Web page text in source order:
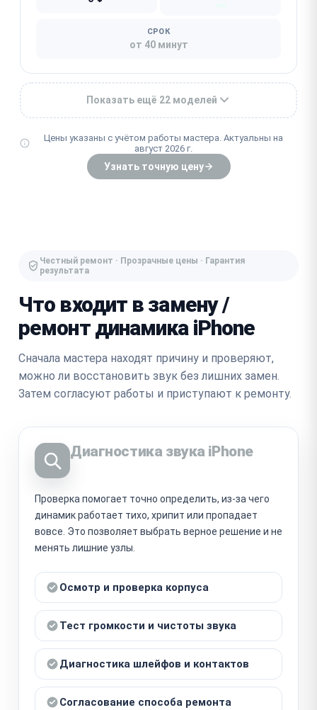
СРОК
от 40 минут
Показать ещё 22 моделей
Цены указаны с учётом работы мастера. Актуальны на
август 2026 г.
Узнать точную цену
Честный ремонт · Прозрачные цены · Гарантия
результата
Что входит в замену /
ремонт динамика iPhone
Сначала мастера находят причину и проверяют,
можно ли восстановить звук без лишних замен.
Затем согласуют работы и приступают к ремонту.
Диагностика звука iPhone
Проверка помогает точно определить, из-за чего
динамик работает тихо, хрипит или пропадает
вовсе. Это позволяет выбрать верное решение и не
менять лишние узлы.
Осмотр и проверка корпуса
Тест громкости и чистоты звука
Диагностика шлейфов и контактов
Согласование способа ремонта